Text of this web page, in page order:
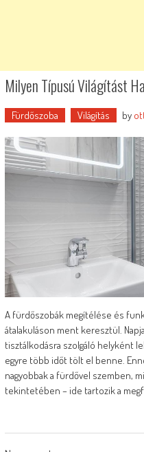
Milyen Típusú Világítást
Fürdőszoba Világítás by
A fürdőszobák megítélése és
átalakuláson ment keresztül.
tisztálkodásra szolgáló helyként
egyre több időt tölt el benne.
nagyobbak a fürdővel szemben,
tekintetében – ide tartozik a